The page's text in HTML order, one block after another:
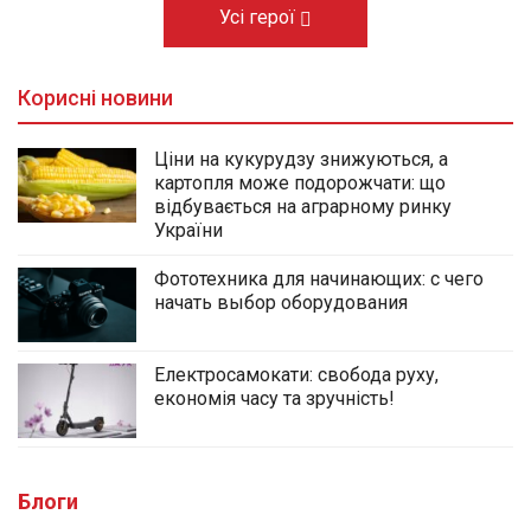
Усі герої
Корисні новини
Ціни на кукурудзу знижуються, а
картопля може подорожчати: що
відбувається на аграрному ринку
України
Фототехника для начинающих: с чего
начать выбор оборудования
Електросамокати: свобода руху,
економія часу та зручність!
Блоги